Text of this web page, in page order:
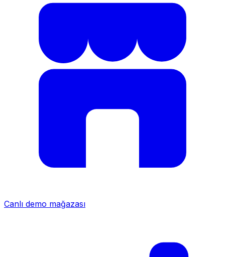
Canlı demo mağazası